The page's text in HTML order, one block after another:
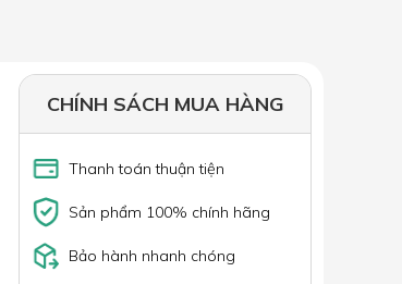
CHÍNH SÁCH MUA HÀNG
Thanh toán thuận tiện
Sản phẩm 100% chính hãng
Bảo hành nhanh chóng